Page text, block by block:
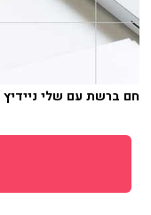
חם ברשת עם שלי ניידיץ